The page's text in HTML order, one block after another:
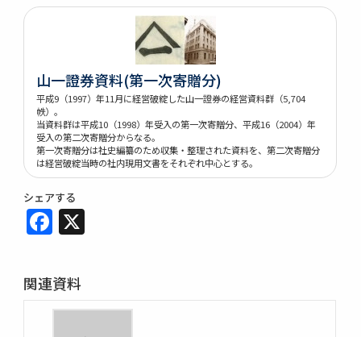
山一證券資料(第一次寄贈分)
平成9（1997）年11月に経営破綻した山一證券の経営資料群（5,704
帙）。
当資料群は平成10（1998）年受入の第一次寄贈分、平成16（2004）年
受入の第二次寄贈分からなる。
第一次寄贈分は社史編纂のため収集・整理された資料を、第二次寄贈分
は経営破綻当時の社内現用文書をそれぞれ中心とする。
シェアする
Facebook
関連資料